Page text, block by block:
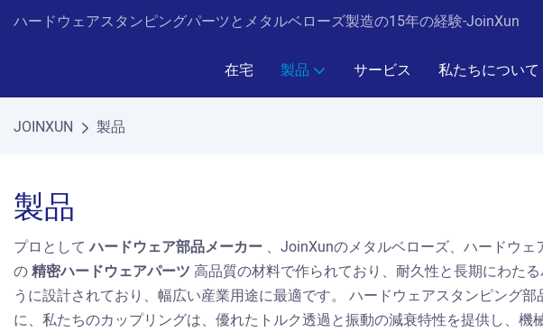
ハードウェアスタンピングパーツとメタルベローズ製造の15年の経験-JoinXun
在宅 製品 サービス 私たちについて
JOINXUN 製品
製品
プロとしてハードウェア部品メーカー 、JoinXunのメタルベローズ、ハードウ
の精密ハードウェアパーツ 高品質の材料で作られており、耐久性と長期にわた
うに設計されており、幅広い産業用途に最適です。 ハードウェアスタンピング
に、私たちのカップリングは、優れたトルク透過と振動の減衰特性を提供し、